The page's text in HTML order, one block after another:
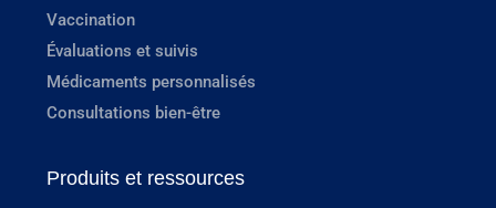
Vaccination
Évaluations et suivis
Médicaments personnalisés
Consultations bien-être
Produits et ressources